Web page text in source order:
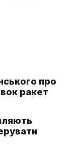
про
ракет